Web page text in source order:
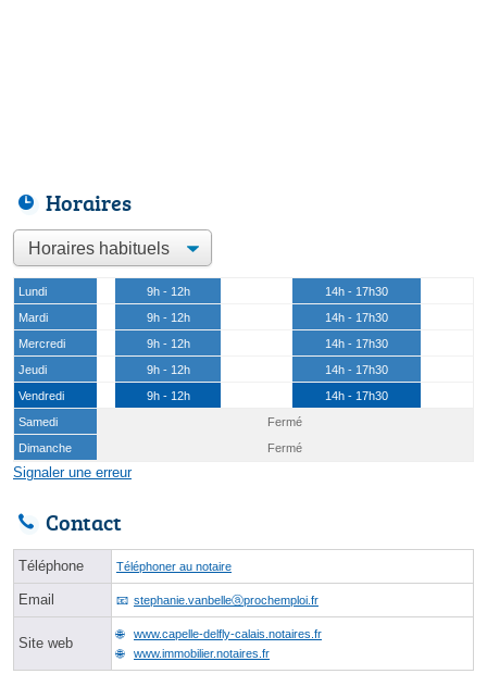
Horaires
Lundi 9h - 12h
14h - 17h30
Mardi
9h - 12h
14h - 17h30
Mercredi
9h - 12h
14h - 17h30
Jeudi
9h - 12h
14h - 17h30
Vendredi
9h - 12h
14h - 17h30
Samedi
Fermé
Dimanche
Fermé
Signaler une erreur
Contact
Téléphone Téléphoner au notaire
Email stephanie.vanbelleⓐprochemploi.fr
Site web
www.capelle-delfly-calais.notaires.fr
www.immobilier.notaires.fr